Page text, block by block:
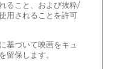
ること、および抜粋/
用されることを許可
基づいて映画をキュ
留保します。